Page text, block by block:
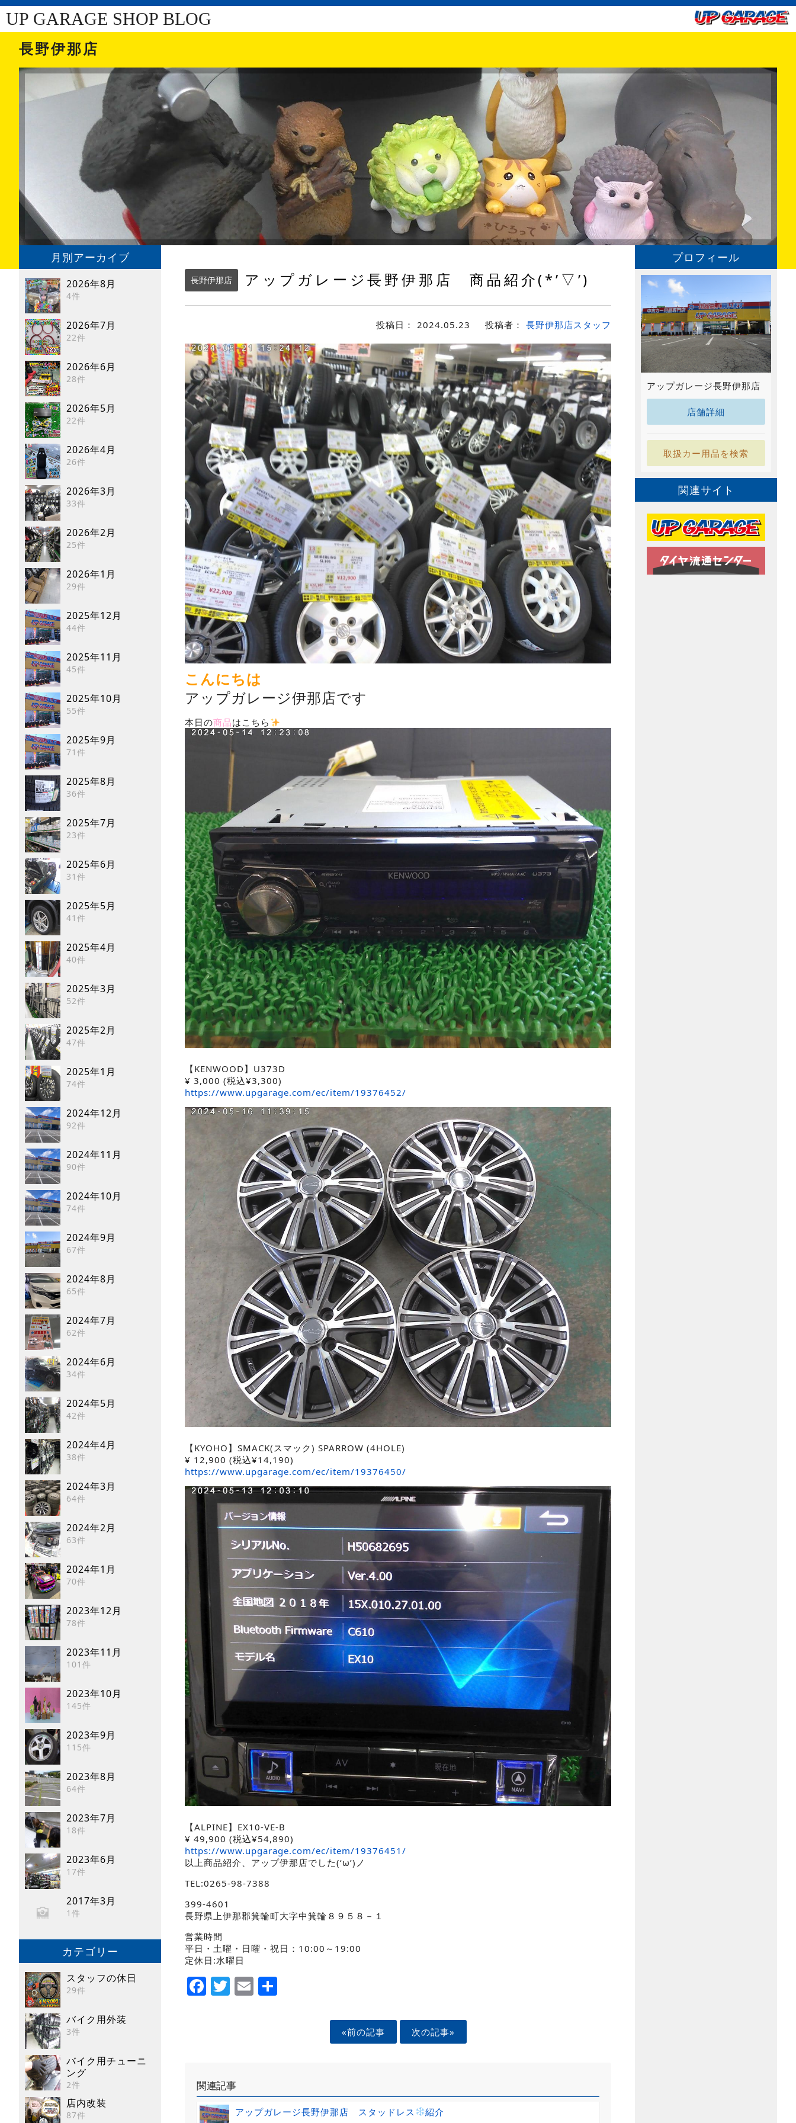
UP GARAGE SHOP BLOG
長野伊那店
月別アーカイブ
2026年8月
4件
2026年7月
22件
2026年6月
28件
2026年5月
22件
2026年4月
26件
2026年3月
33件
2026年2月
25件
2026年1月
29件
2025年12月
44件
2025年11月
45件
2025年10月
55件
2025年9月
71件
2025年8月
36件
2025年7月
23件
2025年6月
31件
2025年5月
41件
2025年4月
40件
2025年3月
52件
2025年2月
47件
2025年1月
74件
2024年12月
92件
2024年11月
90件
2024年10月
74件
2024年9月
67件
2024年8月
65件
2024年7月
62件
2024年6月
34件
2024年5月
42件
2024年4月
38件
2024年3月
64件
2024年2月
63件
2024年1月
70件
2023年12月
78件
2023年11月
101件
2023年10月
145件
2023年9月
115件
2023年8月
64件
2023年7月
18件
2023年6月
17件
2017年3月
1件
カテゴリー
スタッフの休日
29件
バイク用外装
3件
バイク用チューニ
ング
2件
店内改装
87件
長野伊那店 アップガレージ長野伊那店 商品紹介(*’▽’)
投稿日： 2024.05.23 投稿者： 長野伊那店スタッフ
こんにちは
アップガレージ伊那店です
本日の商品はこちら
【KENWOOD】U373D
¥ 3,000 (税込¥3,300)
https://www.upgarage.com/ec/item/19376452/
【KYOHO】SMACK(スマック) SPARROW (4HOLE)
¥ 12,900 (税込¥14,190)
https://www.upgarage.com/ec/item/19376450/
【ALPINE】EX10-VE-B
¥ 49,900 (税込¥54,890)
https://www.upgarage.com/ec/item/19376451/
以上商品紹介、アップ伊那店でした(‘ω’)ノ
TEL:0265-98-7388
399-4601
長野県上伊那郡箕輪町大字中箕輪８９５８－１
営業時間
平日・土曜・日曜・祝日：10:00～19:00
定休日:水曜日
Facebook
Twitter
Email
«前の記事 次の記事»
関連記事
アップガレージ長野伊那店 スタッドレス 紹介
プロフィール
アップガレージ長野伊那店
店舗詳細
取扱カー用品を検索
関連サイト